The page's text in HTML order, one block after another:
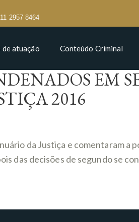
11 2957 8464
de atuação Conteúdo Criminal
EM
2016
da Justiça e comentaram
das decisões de segundo se